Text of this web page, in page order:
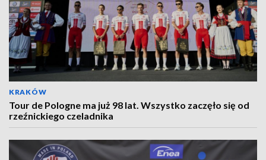
KRAKÓW
Tour de Pologne ma już 98 lat. Wszystko zaczęło się od
rzeźnickiego czeladnika